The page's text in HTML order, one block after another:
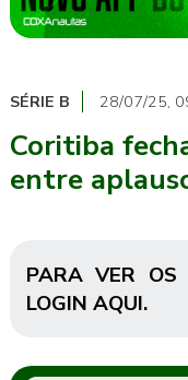
SÉRIE B 28/07/25,
Coritiba
entre
PARA VER OS
LOGIN AQUI.